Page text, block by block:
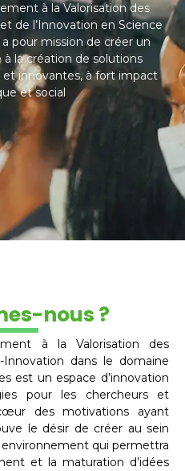
à la Valorisation des
de l’Innovation en Science
a pour mission de créer un
la création de solutions
innovantes, à fort impact
et social
nous ?
à la Valorisation des
dans le domaine
est un espace d’innovation
pour les chercheurs et
des motivations ayant
le désir de créer au sein
environnement qui permettra
et la maturation d’idées